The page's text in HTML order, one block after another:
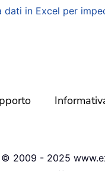
in Excel per
2009 - 2025